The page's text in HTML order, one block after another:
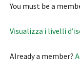
You must be a
Visualizza i livelli
Already a member?